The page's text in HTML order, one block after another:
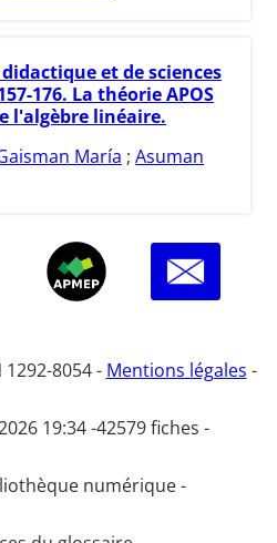
et de sciences
176. La théorie APOS
l'algèbre linéaire.
María ; Asuman
1292-8054 - Mentions légales -
19:34 -42579 fiches -
numérique -